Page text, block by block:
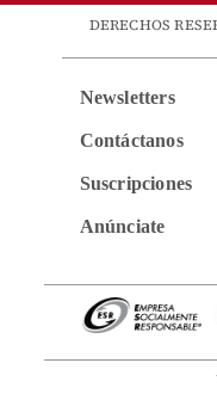
DERECHOS
Newsletters
Contáctanos
Suscripciones
Anúnciate